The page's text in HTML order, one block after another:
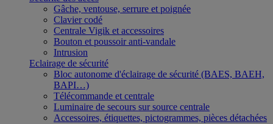
Gâche, ventouse, serrure et poignée
Clavier codé
Centrale Vigik et accessoires
Bouton et poussoir anti-vandale
Intrusion
Eclairage de sécurité
Bloc autonome d'éclairage de sécurité (BAES, BAEH,
BAPI…)
Télécommande et centrale
Luminaire de secours sur source centrale
Accessoires, étiquettes, pictogrammes, pièces détachées